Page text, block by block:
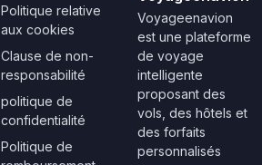
Politique relative
aux cookies
Clause de non-
responsabilité
politique de
confidentialité
Politique de
Voyageenavion
est une plateforme
de voyage
intelligente
proposant des
vols, des hôtels et
des forfaits
personnalisés